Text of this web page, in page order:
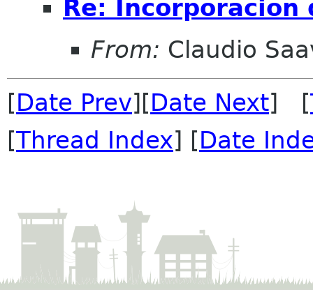
Re:
From: Claudio
[Date Prev][Date Next] [
[Thread Index] [Date